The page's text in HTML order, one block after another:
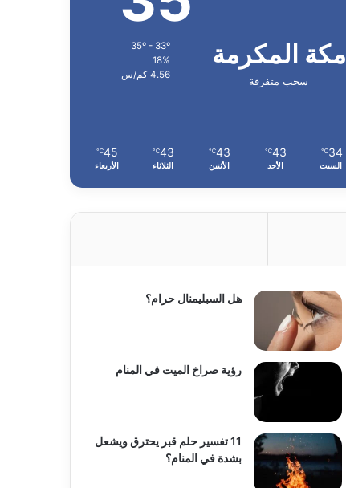
مكة المكرمة
سحب متفرقة
35º - 33º
18%
4.56 كم/س
34
℃
السبت
43
℃
الأحد
43
℃
الأثنين
43
℃
الثلاثاء
45
℃
الأربعاء
هل السبليمنال حرام؟
رؤية صراخ الميت في المنام
11 تفسير حلم قبر يحترق ويشعل
بشدة في المنام؟